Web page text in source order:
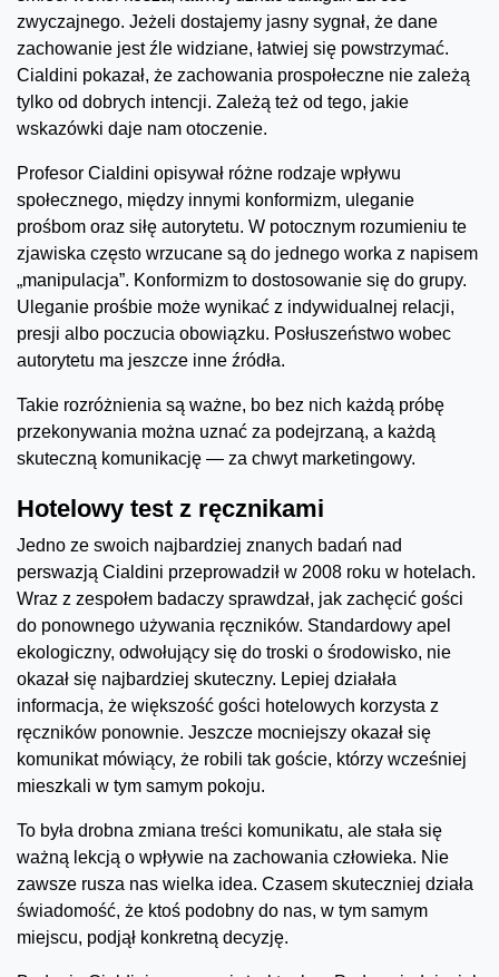
zwyczajnego. Jeżeli dostajemy jasny sygnał, że dane
zachowanie jest źle widziane, łatwiej się powstrzymać.
Cialdini pokazał, że zachowania prospołeczne nie zależą
tylko od dobrych intencji. Zależą też od tego, jakie
wskazówki daje nam otoczenie.
Profesor Cialdini opisywał różne rodzaje wpływu
społecznego, między innymi konformizm, uleganie
prośbom oraz siłę autorytetu. W potocznym rozumieniu te
zjawiska często wrzucane są do jednego worka z napisem
„manipulacja”. Konformizm to dostosowanie się do grupy.
Uleganie prośbie może wynikać z indywidualnej relacji,
presji albo poczucia obowiązku. Posłuszeństwo wobec
autorytetu ma jeszcze inne źródła.
Takie rozróżnienia są ważne, bo bez nich każdą próbę
przekonywania można uznać za podejrzaną, a każdą
skuteczną komunikację — za chwyt marketingowy.
Hotelowy test z ręcznikami
Jedno ze swoich najbardziej znanych badań nad
perswazją Cialdini przeprowadził w 2008 roku w hotelach.
Wraz z zespołem badaczy sprawdzał, jak zachęcić gości
do ponownego używania ręczników. Standardowy apel
ekologiczny, odwołujący się do troski o środowisko, nie
okazał się najbardziej skuteczny. Lepiej działała
informacja, że większość gości hotelowych korzysta z
ręczników ponownie. Jeszcze mocniejszy okazał się
komunikat mówiący, że robili tak goście, którzy wcześniej
mieszkali w tym samym pokoju.
To była drobna zmiana treści komunikatu, ale stała się
ważną lekcją o wpływie na zachowania człowieka. Nie
zawsze rusza nas wielka idea. Czasem skuteczniej działa
świadomość, że ktoś podobny do nas, w tym samym
miejscu, podjął konkretną decyzję.